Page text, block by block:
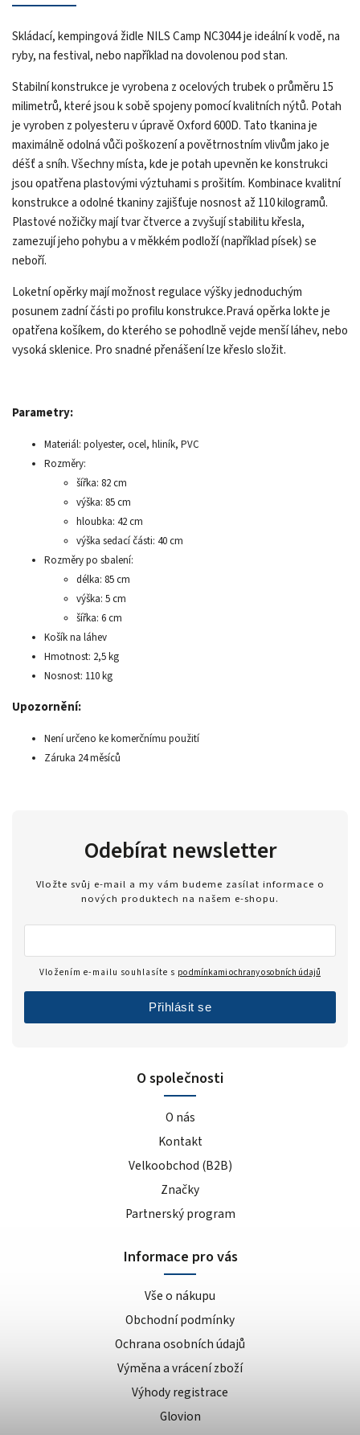
Skládací, kempingová židle NILS Camp NC3044 je ideální k vodě, na
ryby, na festival, nebo například na dovolenou pod stan.
Stabilní konstrukce je vyrobena z ocelových trubek o průměru 15
milimetrů, které jsou k sobě spojeny pomocí kvalitních nýtů. Potah
je vyroben z polyesteru v úpravě Oxford 600D. Tato tkanina je
maximálně odolná vůči poškození a povětrnostním vlivům jako je
déšť a sníh. Všechny místa, kde je potah upevněn ke konstrukci
jsou opatřena plastovými výztuhami s prošitím. Kombinace kvalitní
konstrukce a odolné tkaniny zajišťuje nosnost až 110 kilogramů.
Plastové nožičky mají tvar čtverce a zvyšují stabilitu křesla,
zamezují jeho pohybu a v měkkém podloží (například písek) se
neboří.
Loketní opěrky mají možnost regulace výšky jednoduchým
posunem zadní části po profilu konstrukce.Pravá opěrka lokte je
opatřena košíkem, do kterého se pohodlně vejde menší láhev, nebo
vysoká sklenice. Pro snadné přenášení lze křeslo složit.
Parametry:
Materiál: polyester, ocel, hliník, PVC
Rozměry:
šířka: 82 cm
výška: 85 cm
hloubka: 42 cm
výška sedací části: 40 cm
Rozměry po sbalení:
délka: 85 cm
výška: 5 cm
šířka: 6 cm
Košík na láhev
Hmotnost: 2,5 kg
Nosnost: 110 kg
Upozornění:
Není určeno ke komerčnímu použití
Záruka 24 měsíců
O společnosti
O nás
Kontakt
Velkoobchod (B2B)
Značky
Partnerský program
Informace pro vás
Vše o nákupu
Obchodní podmínky
Ochrana osobních údajů
Výměna a vrácení zboží
Výhody registrace
Glovion
Odebírat newsletter
Vložte svůj e-mail a my vám budeme zasílat informace o
nových produktech na našem e-shopu.
Vložením e-mailu souhlasíte s podmínkami ochrany osobních údajů
Přihlásit se